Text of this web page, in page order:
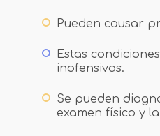
Pueden causar
Estas
inofensivas.
Se pueden
examen físico y